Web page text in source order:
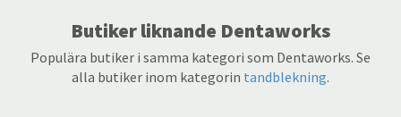
Butiker liknande Dentaworks
Populära butiker i samma kategori som Dentaworks. Se
alla butiker inom kategorin tandblekning.